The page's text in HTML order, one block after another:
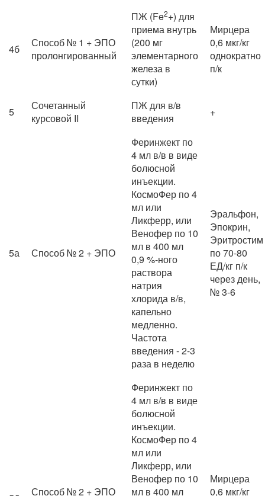
4б
Способ № 1 + ЭПО
пролонгированный
ПЖ (Fe2+) для
приема внутрь
(200 мг
элементарного
железа в
сутки)
Мирцера
0,6 мкг/кг
однократно
п/к
5
Сочетанный
курсовой II
ПЖ для в/в
введения
+
5а Способ № 2 + ЭПО
Феринжект по
4 мл в/в в виде
болюсной
инъекции.
КосмоФер по 4
мл или
Ликферр, или
Венофер по 10
мл в 400 мл
0,9 %-ного
раствора
натрия
хлорида в/в,
капельно
медленно.
Частота
введения - 2-3
раза в неделю
Эральфон,
Эпокрин,
Эритростим
по 70-80
ЕД/кг п/к
через день,
№ 3-6
Способ № 2 + ЭПО
Феринжект по
4 мл в/в в виде
болюсной
инъекции.
КосмоФер по 4
мл или
Ликферр, или
Венофер по 10
мл в 400 мл
Мирцера
0,6 мкг/кг